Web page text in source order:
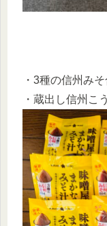
・3種の信州み
・蔵出し信州こ